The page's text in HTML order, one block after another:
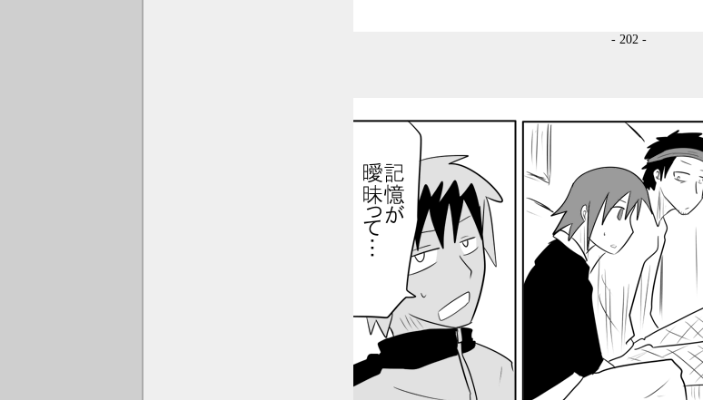
- 202 -